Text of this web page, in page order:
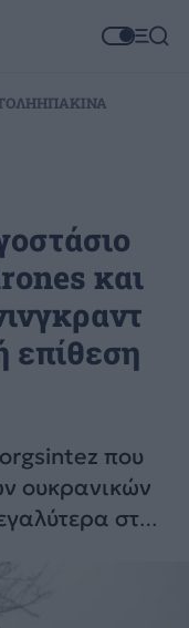
ΗΠΑΚΙΝΑ
και
επίθεση
που
ουκρανικών
στη
2024 17,5